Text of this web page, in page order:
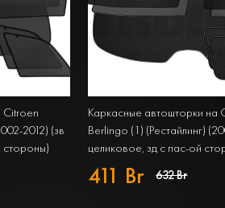
Citroen
2012) (зв
стороны)
из 7
Каркасные автошторки на
Berlingo (1) (Рестайлинг)
целиковое, зд с пас-ой
Компактвэн Полный
экранов PREMIUM
411 Br 632 Br